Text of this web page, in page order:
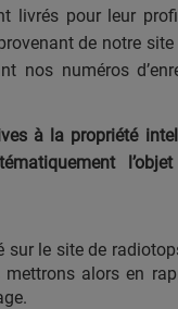
livrés pour leur
de notre
nos numéros
à la propriété
le site de
mettrons alors en